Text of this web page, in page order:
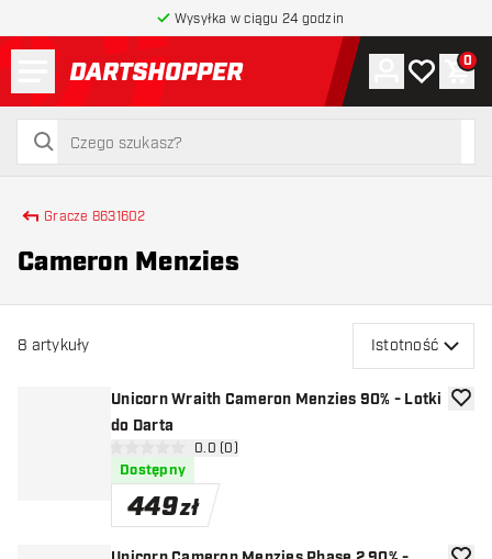
Wysyłka w ciągu 24 godzin
powrót do strony głównej
szukaj
szukaj
Konto
Moja lista
0
Gracze 8631602
Cameron Menzies
8 artykuły Istotność
Unicorn Wraith Cameron Menzies 90% - Lotki
do Darta
otwórz panel recenzji
0 gwiazdki oceny0.0 (0)
Dostępny
449zł